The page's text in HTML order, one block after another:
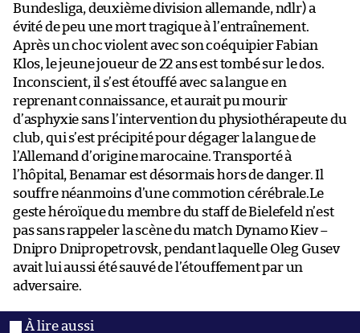
Bundesliga, deuxième division allemande, ndlr) a
évité de peu une mort tragique à l’entraînement.
Après un choc violent avec son coéquipier Fabian
Klos, le jeune joueur de 22 ans est tombé sur le dos.
Inconscient, il s’est étouffé avec sa langue en
reprenant connaissance, et aurait pu mourir
d’asphyxie sans l’intervention du physiothérapeute du
club, qui s’est précipité pour dégager la langue de
l’Allemand d’origine marocaine. Transporté à
l’hôpital, Benamar est désormais hors de danger. Il
souffre néanmoins d’une commotion cérébrale.Le
geste héroïque du membre du staff de Bielefeld n’est
pas sans rappeler la scène du match Dynamo Kiev –
Dnipro Dnipropetrovsk, pendant laquelle Oleg Gusev
avait lui aussi été sauvé de l’étouffement par un
adversaire.